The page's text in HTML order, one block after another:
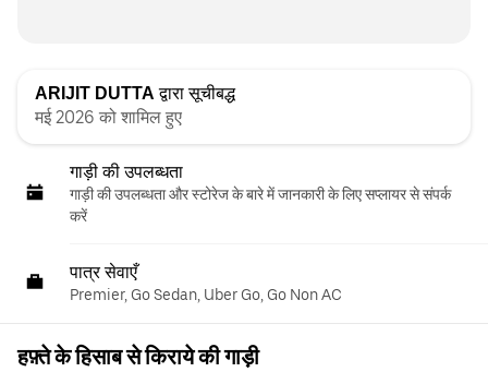
ARIJIT DUTTA द्वारा सूचीबद्ध
मई 2026 को शामिल हुए
गाड़ी की उपलब्धता
गाड़ी की उपलब्धता और स्‍टोरेज के बारे में जानकारी के लिए सप्लायर से संपर्क
करें
पात्र सेवाएँ
Premier, Go Sedan, Uber Go, Go Non AC
हफ़्ते के हिसाब से किराये की गाड़ी